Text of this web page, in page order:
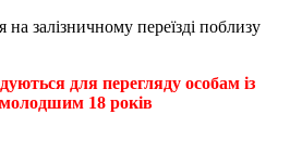
залізничному переїзді поблизу
для перегляду особам із
18 років